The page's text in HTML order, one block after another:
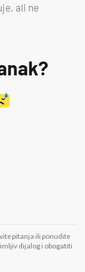
ali ne
pitanja ili ponudite
dijalog i obogatiti